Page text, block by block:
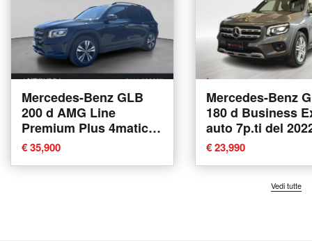
Mercedes-Benz GLB
200 d AMG Line
Premium Plus 4matic
auto 7p.ti del 2022
usata a Arzignano
€ 35,900
Mercedes-Benz
180 d Business
auto 7p.ti del
usata a
€ 23,990
Vedi tutte